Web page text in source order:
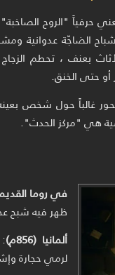
حرفياً "الروح
الضاجّة عدوانية
بعنف ، تحطم
حتى الخنق.
غالباً حول شخص
هي "مركز الحدث".
في روما
ظهر فيه شبح
ألمانيا (856م)
لرمي حجارة